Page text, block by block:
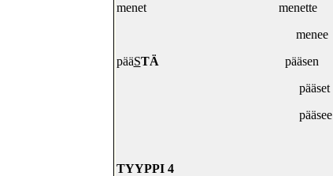
menet
menette
menee
pääSTÄ pääsen
pääset
pääsee
TYYPPI 4